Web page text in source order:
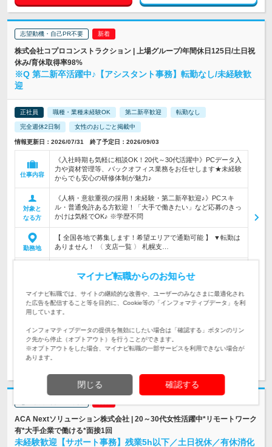
志望動機・自己PR不要
株式会社コプロコンストラクション | 上場グループ/年間休日125日/土日祝
休み/育休取得率98%
※Q 第二新卒活躍中♪【アシスタント事務】転勤なし/未経験歓
迎
正社員 職種・業種未経験OK 第二新卒歓迎 転勤なし
完全週休2日制 女性のおしごと掲載中
情報更新日：2026/07/31 終了予定日：2026/09/03
仕事内容
《入社時期も気軽に相談OK！20代～30代活躍中》PCデータ入
力や資材管理等、バックオフィス業務をお任せします★未経験
からでも安心の研修体制が魅力♪
対象と
なる方
《人柄・意欲重視の採用！未経験・第二新卒歓迎♪》PCスキ
ル・普通免許ある方歓迎！「大手で働きたい」など応募のきっ
かけは気軽でOK♪ ※学歴不問
勤務地
【 全国各地で募集します！希望エリアで通勤可能 】 ▼転勤は
ありません！ 〈 支店一覧 〉 札幌支…
300万円～1,200万円
【関東(東京/千葉/神奈川/埼玉)】 月給29万1230円＋皆勤手当1
万円 【関西(大阪/京都/兵庫)】 月給29万13…
求人詳細を見る
ACA Nextソリューション株式会社 | 20～30代女性活躍中*リモートワーク
有*大手企業で働ける*面接1回
未経験歓迎【サポート事務】残業5h以下／土日祝休／有休消化
マイナビ転職からのお知らせ
マイナビ転職では、サイトの継続的な改善や、ユーザーのみなさまに最適化され
た広告を配信すること等を目的に、Cookie等の「インフォマティブデータ」を利
用しています。
インフォマティブデータの提供を無効にしたい場合は「確認する」ボタンのリン
ク先から停止（オプトアウト）を行うことができます。
※オプトアウトをした場合、マイナビ転職の一部サービスを利用できない場合が
あります。
閉じる 確認する